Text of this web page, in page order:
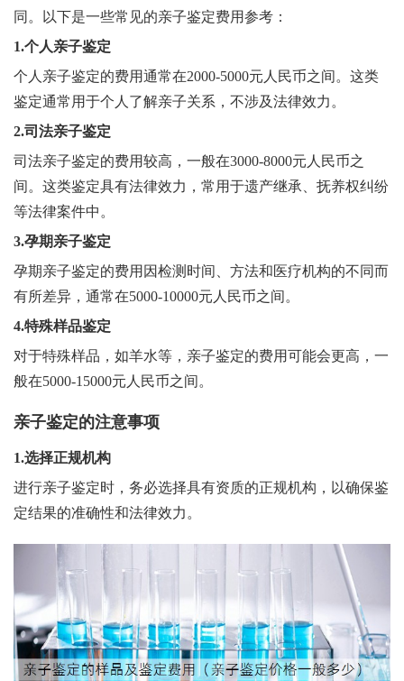
同。以下是一些常见的亲子鉴定费用参考：
1.个人亲子鉴定
个人亲子鉴定的费用通常在2000-5000元人民币之间。这类
鉴定通常用于个人了解亲子关系，不涉及法律效力。
2.司法亲子鉴定
司法亲子鉴定的费用较高，一般在3000-8000元人民币之
间。这类鉴定具有法律效力，常用于遗产继承、抚养权纠纷
等法律案件中。
3.孕期亲子鉴定
孕期亲子鉴定的费用因检测时间、方法和医疗机构的不同而
有所差异，通常在5000-10000元人民币之间。
4.特殊样品鉴定
对于特殊样品，如羊水等，亲子鉴定的费用可能会更高，一
般在5000-15000元人民币之间。
亲子鉴定的注意事项
1.选择正规机构
进行亲子鉴定时，务必选择具有资质的正规机构，以确保鉴
定结果的准确性和法律效力。